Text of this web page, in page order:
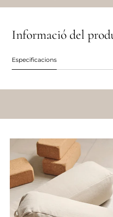
Informació del
Especificacions